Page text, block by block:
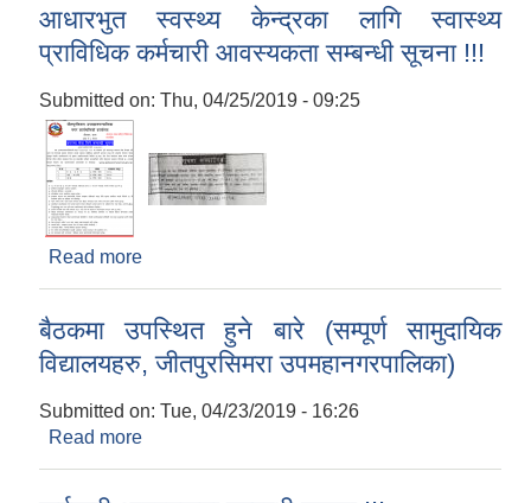
आधारभुत स्वस्थ्य केन्द्रका लागि स्वास्थ्य
प्राविधिक कर्मचारी आवस्यकता सम्बन्धी सूचना !!!
Submitted on: Thu, 04/25/2019 - 09:25
Read more
बैठकमा उपस्थित हुने बारे (सम्पूर्ण सामुदायिक
विद्यालयहरु, जीतपुरसिमरा उपमहानगरपालिका)
Submitted on: Tue, 04/23/2019 - 16:26
Read more